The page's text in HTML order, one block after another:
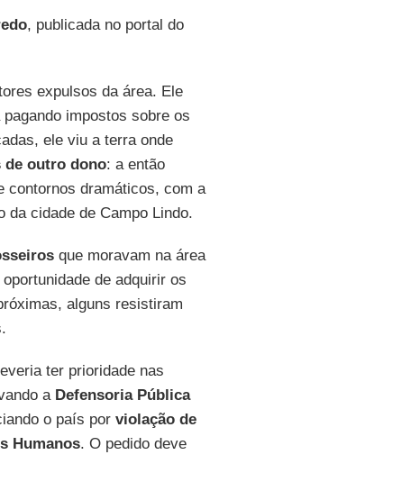
, publicada no portal do
expulsos da área. Ele
impostos sobre os
ele viu a terra onde
de outro dono: a então
contornos dramáticos, com a
da cidade de Campo Lindo.
que moravam na área
de adquirir os
alguns resistiram
ter prioridade nas
a Defensoria Pública
o país porviolação de
Humanos. O pedido deve